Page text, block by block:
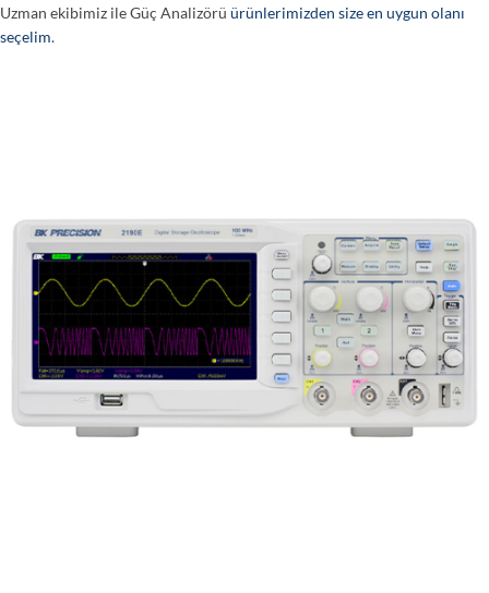
Uzman ekibimiz ile Güç Analizörü ürünlerimizden size en uygun olanı
seçelim.